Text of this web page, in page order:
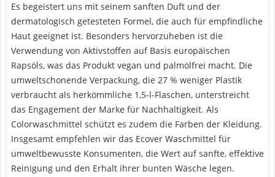
Es begeistert uns mit seinem sanften Duft und der
dermatologisch getesteten Formel, die auch für empfindliche
Haut geeignet ist. Besonders hervorzuheben ist die
Verwendung von Aktivstoffen auf Basis europäischen
Rapsöls, was das Produkt vegan und palmölfrei macht. Die
umweltschonende Verpackung, die 27 % weniger Plastik
verbraucht als herkömmliche 1,5-l-Flaschen, unterstreicht
das Engagement der Marke für Nachhaltigkeit. Als
Colorwaschmittel schützt es zudem die Farben der Kleidung.
Insgesamt empfehlen wir das Ecover Waschmittel für
umweltbewusste Konsumenten, die Wert auf sanfte, effektive
Reinigung und den Erhalt ihrer bunten Wäsche legen.